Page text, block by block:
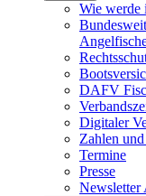
Wie werde
DAFV
Digitaler
Zahlen
Termine
Presse
Newsletter